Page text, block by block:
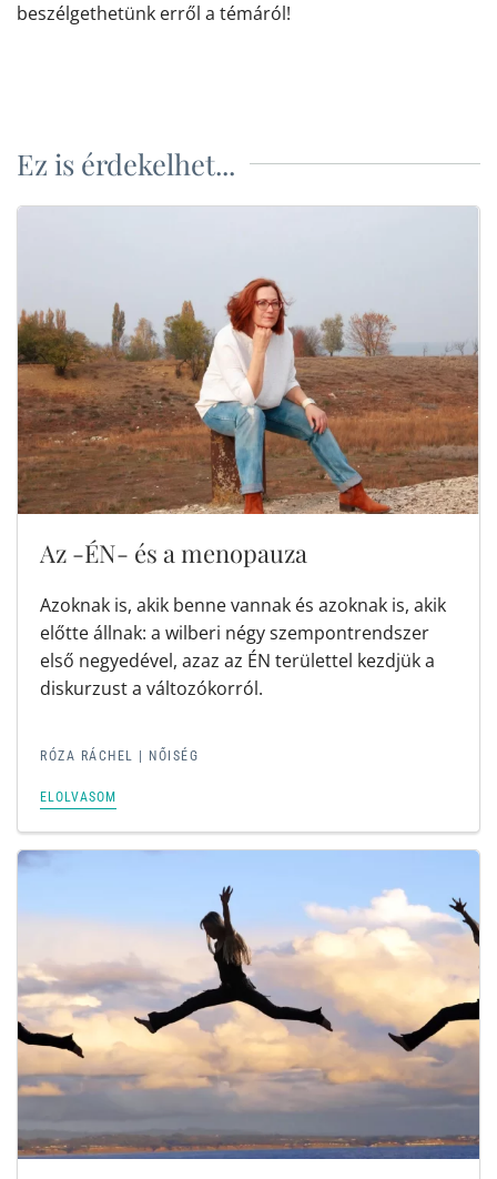
beszélgethetünk erről a témáról!
Ez is érdekelhet...
Az -ÉN- és a menopauza
Azoknak is, akik benne vannak és azoknak is, akik
előtte állnak: a wilberi négy szempontrendszer
első negyedével, azaz az ÉN területtel kezdjük a
diskurzust a változókorról.
RÓZA RÁCHEL | NŐISÉG
ELOLVASOM